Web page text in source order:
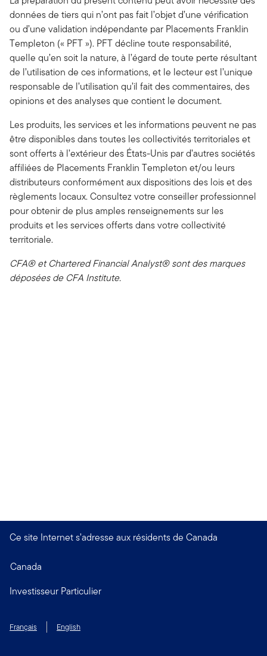
données de tiers qui n’ont pas fait l’objet d’une vérification
ou d’une validation indépendante par Placements Franklin
Templeton (« PFT »). PFT décline toute responsabilité,
quelle qu’en soit la nature, à l’égard de toute perte résultant
de l’utilisation de ces informations, et le lecteur est l’unique
responsable de l’utilisation qu’il fait des commentaires, des
opinions et des analyses que contient le document.
Les produits, les services et les informations peuvent ne pas
être disponibles dans toutes les collectivités territoriales et
sont offerts à l’extérieur des États-Unis par d’autres sociétés
affiliées de Placements Franklin Templeton et/ou leurs
distributeurs conformément aux dispositions des lois et des
règlements locaux. Consultez votre conseiller professionnel
pour obtenir de plus amples renseignements sur les
produits et les services offerts dans votre collectivité
territoriale.
CFA® et Chartered Financial Analyst® sont des marques
déposées de CFA Institute.
Ce site Internet s’adresse aux résidents de Canada
Canada
Investisseur Particulier
Français English